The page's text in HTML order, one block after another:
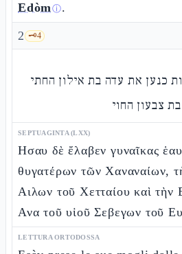
Edòmⓘ.
2 🗝️4
כנען את עדה בת אילון החתי
צבעון החוי
SEPTUAGINTA (LXX)
Ησαυ δὲ ἔλαβεν γυναῖκας
θυγατέρων τῶν Χαναναίων,
Αιλων τοῦ Χετταίου καὶ τὴν
Ανα τοῦ υἱοῦ Σεβεγων τοῦ
LETTURA ORTODOSSA